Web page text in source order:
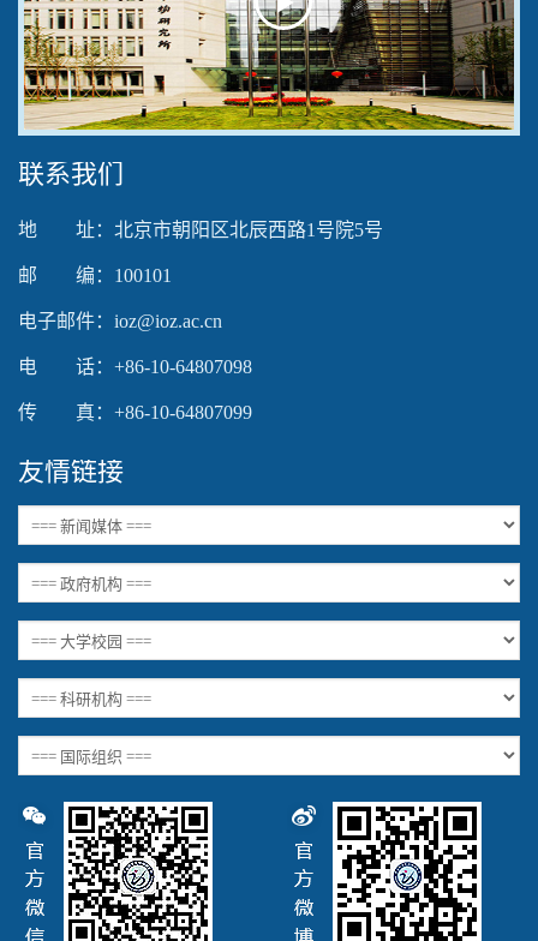
Play
Video
联系我们
地 址：北京市朝阳区北辰西路1号院5号
邮 编：100101
电子邮件：ioz@ioz.ac.cn
电 话：+86-10-64807098
传 真：+86-10-64807099
友情链接